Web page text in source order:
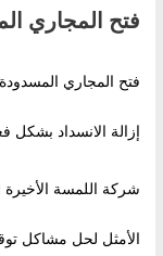
فتح المجاري
فتح المجاري
إزالة الانسداد بشكل
شركة اللمسة
الأمثل لحل مشاكل